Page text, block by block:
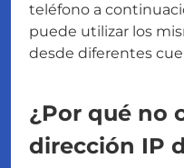
teléfono a
puede utilizar los
desde diferentes
¿Por qué no
dirección IP